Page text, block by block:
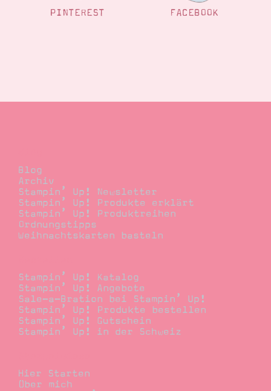
PINTEREST FACEBOOK
Blog
Archiv
Stampin’ Up! Newsletter
Stampin’ Up! Produkte erklärt
Stampin’ Up! Produktreihen
Ordnungstipps
Weihnachtskarten basteln
Stampin’ Up! Katalog
Stampin’ Up! Angebote
Sale-a-Bration bei Stampin’ Up!
Stampin’ Up! Produkte bestellen
Stampin’ Up! Gutschein
Stampin’ Up! in der Schweiz
Hier Starten
Über mich